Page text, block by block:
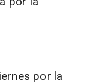
por la